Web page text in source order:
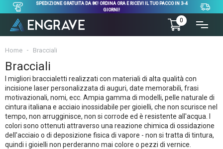
SPEDIZIONE GRATUITA DA 8€! ORDINA ORA E RICEVI IL TUO PACCO IN 3-4
GIORNI!
0
Home Bracciali
Bracciali
I migliori braccialetti realizzati con materiali di alta qualità con
incisione laser personalizzata di auguri, date memorabili, frasi
motivazionali, nomi, ecc. Ampia gamma di modelli, pelle naturale di
cintura italiana e acciaio inossidabile per gioielli, che non scurisce nel
tempo, non arrugginisce, non si corrode ed è resistente all'acqua. I
colori sono ottenuti attraverso una reazione chimica di ossidazione
dell'acciaio o di deposizione fisica di vapore - non si tratta di tintura,
quindi i gioielli non perderanno mai colore o pezzi di vernice.